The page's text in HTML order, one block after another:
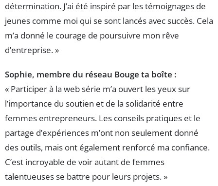
détermination. J’ai été inspiré par les témoignages de
jeunes comme moi qui se sont lancés avec succès. Cela
m’a donné le courage de poursuivre mon rêve
d’entreprise. »
Sophie, membre du réseau Bouge ta boîte :
« Participer à la web série m’a ouvert les yeux sur
l’importance du soutien et de la solidarité entre
femmes entrepreneurs. Les conseils pratiques et le
partage d’expériences m’ont non seulement donné
des outils, mais ont également renforcé ma confiance.
C’est incroyable de voir autant de femmes
talentueuses se battre pour leurs projets. »